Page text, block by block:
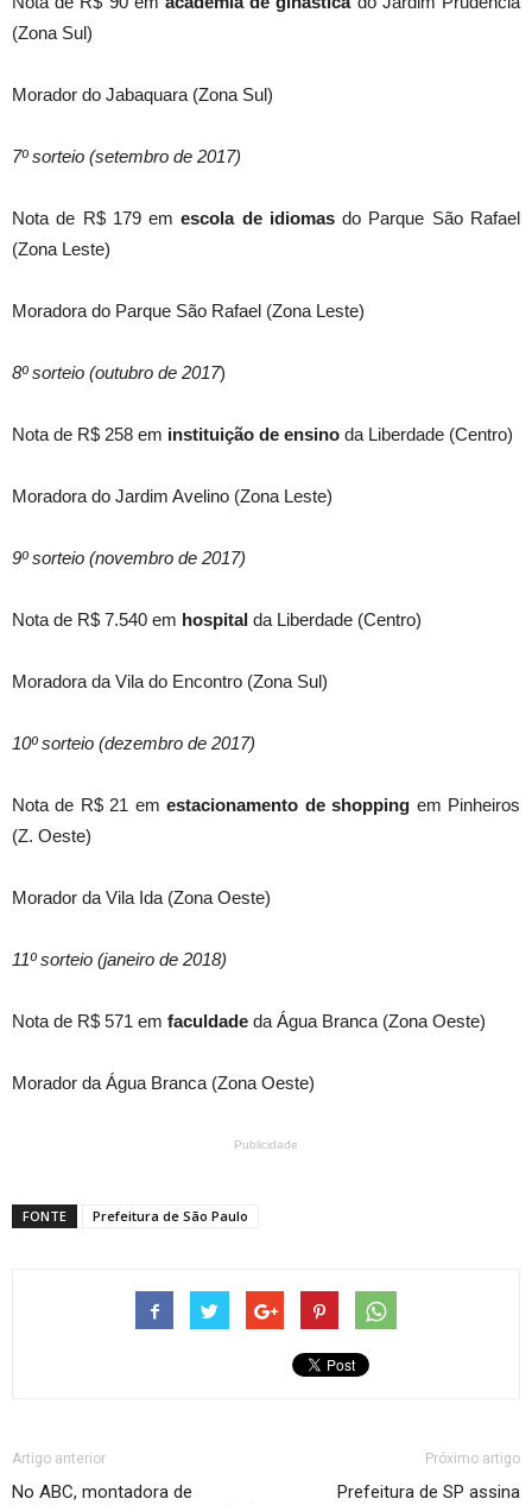
(Zona Sul)
Morador do Jabaquara (Zona Sul)
7º sorteio (setembro de 2017)
Nota de R$ 179 emescola de idiomasdo Parque São Rafael
(Zona Leste)
Moradora do Parque São Rafael (Zona Leste)
8º sorteio (outubro de 2017)
Nota de R$ 258 em instituição de ensino da Liberdade (Centro)
Moradora do Jardim Avelino (Zona Leste)
9º sorteio (novembro de 2017)
Nota de R$ 7.540 em hospital da Liberdade (Centro)
Moradora da Vila do Encontro (Zona Sul)
10º sorteio (dezembro de 2017)
Nota de R$ 21 emestacionamento de shopping em Pinheiros
(Z. Oeste)
Morador da Vila Ida (Zona Oeste)
11º sorteio (janeiro de 2018)
Nota de R$ 571 em faculdade da Água Branca (Zona Oeste)
Morador da Água Branca (Zona Oeste)
Publicidade
FONTE Prefeitura de São Paulo
Artigo anterior
No ABC, montadora de
Próximo artigo
Prefeitura de SP assina